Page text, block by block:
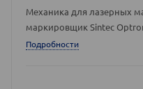
Механика для лазерных
маркировщик Sintec
Подробности